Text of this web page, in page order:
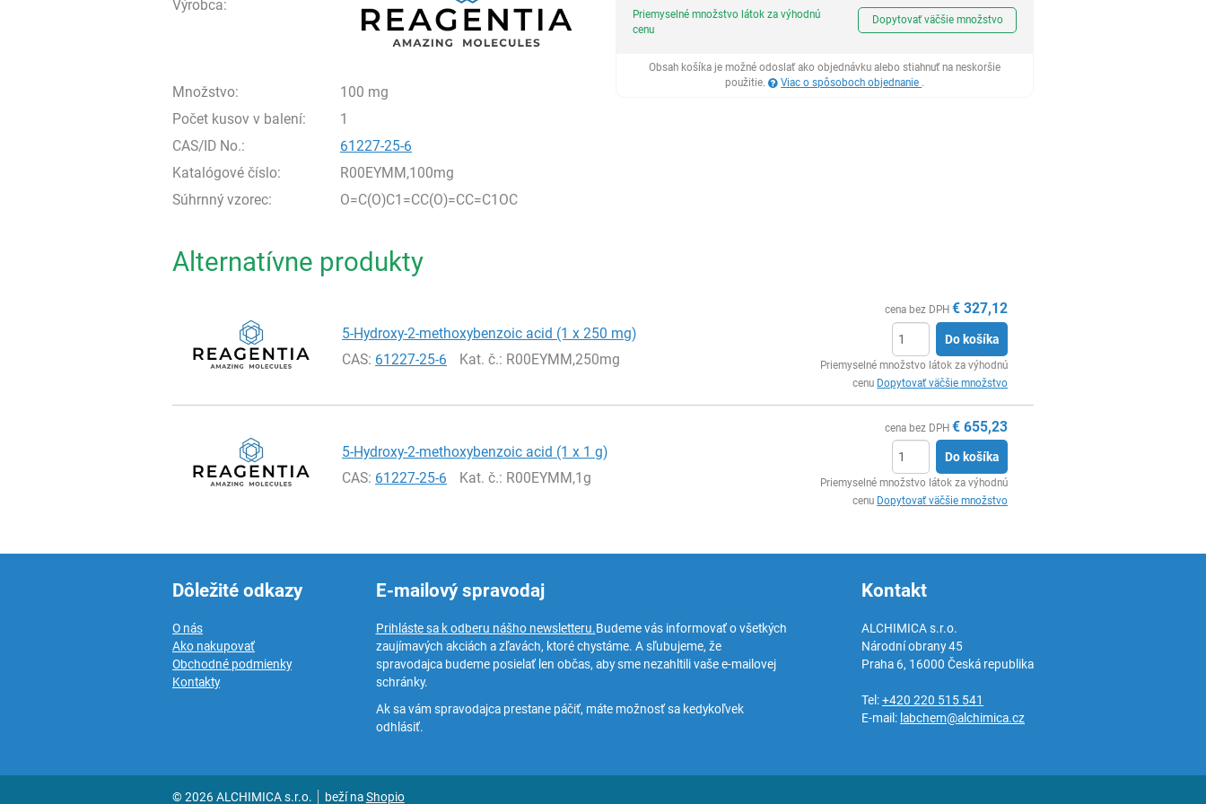
Výrobca:
Množstvo:
100 mg
Počet kusov v balení:
1
CAS/ID No.:
61227-25-6
Katalógové číslo:
R00EYMM,100mg
Súhrnný vzorec:
O=C(O)C1=CC(O)=CC=C1OC
Ks
Priemyselné množstvo látok za výhodnú
cenu
Dopytovať väčšie množstvo
Obsah košíka je možné odoslať ako objednávku alebo stiahnuť na neskoršie
použitie.
Viac o spôsoboch objednanie .
Alternatívne produkty
5-Hydroxy-2-methoxybenzoic acid (1 x 250 mg)
CAS: 61227-25-6 Kat. č.: R00EYMM,250mg
cena bez DPH € 327,12
Do košíka
Priemyselné množstvo látok za výhodnú
cenu Dopytovať väčšie množstvo
5-Hydroxy-2-methoxybenzoic acid (1 x 1 g)
CAS: 61227-25-6 Kat. č.: R00EYMM,1g
cena bez DPH € 655,23
Do košíka
Priemyselné množstvo látok za výhodnú
cenu Dopytovať väčšie množstvo
Dôležité odkazy
O nás
Ako nakupovať
Obchodné podmienky
Kontakty
E-mailový spravodaj
Prihláste sa k odberu nášho newsletteru.Budeme vás informovať o všetkých
zaujímavých akciách a zľavách, ktoré chystáme. A sľubujeme, že
spravodajca budeme posielať len občas, aby sme nezahltili vaše e-mailovej
schránky.
Ak sa vám spravodajca prestane páčiť, máte možnosť sa kedykoľvek
odhlásiť.
Kontakt
ALCHIMICA s.r.o.
Národní obrany 45
Praha 6, 16000 Česká republika
Tel:+420 220 515 541
E-mail: labchem@alchimica.cz
© 2026 ALCHIMICA s.r.o. beží naShopio